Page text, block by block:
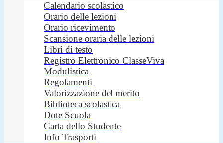
Calendario scolastico
Orario delle lezioni
Orario ricevimento
Scansione oraria delle lezioni
Libri di testo
Registro Elettronico ClasseViva
Modulistica
Regolamenti
Valorizzazione del merito
Biblioteca scolastica
Dote Scuola
Carta dello Studente
Info Trasporti